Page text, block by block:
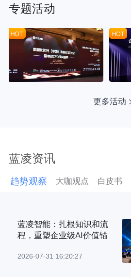
专题活动
更多活动
蓝凌资讯
趋势观察 大咖观点 白皮书
蓝凌智能：扎根知识和流
程，重塑企业级AI价值锚
2026-07-31 16:20:27